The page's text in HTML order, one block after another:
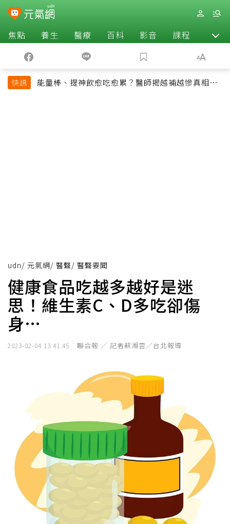
焦點 養生 醫療 百科 影音 課程 退休
快訊
能量棒、提神飲愈吃愈累？醫師揭越補越慘真相：
udn/ 元氣網/ 醫聲/ 醫聲要聞
健康食品吃越多越好是迷
思！維生素C、D多吃卻傷
身…
2023-02-04 13:41:45 聯合報 ／ 記者蘇湘雲／台北報導